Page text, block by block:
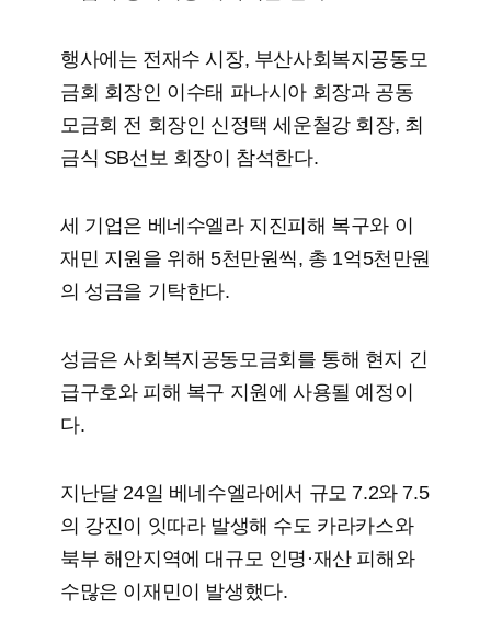
행사에는 전재수 시장, 부산사회복지공동모
금회 회장인 이수태 파나시아 회장과 공동
모금회 전 회장인 신정택 세운철강 회장, 최
금식 SB선보 회장이 참석한다.
세 기업은 베네수엘라 지진피해 복구와 이
재민 지원을 위해 5천만원씩, 총 1억5천만원
의 성금을 기탁한다.
성금은 사회복지공동모금회를 통해 현지 긴
급구호와 피해 복구 지원에 사용될 예정이
다.
지난달 24일 베네수엘라에서 규모 7.2와 7.5
의 강진이 잇따라 발생해 수도 카라카스와
북부 해안지역에 대규모 인명·재산 피해와
수많은 이재민이 발생했다.